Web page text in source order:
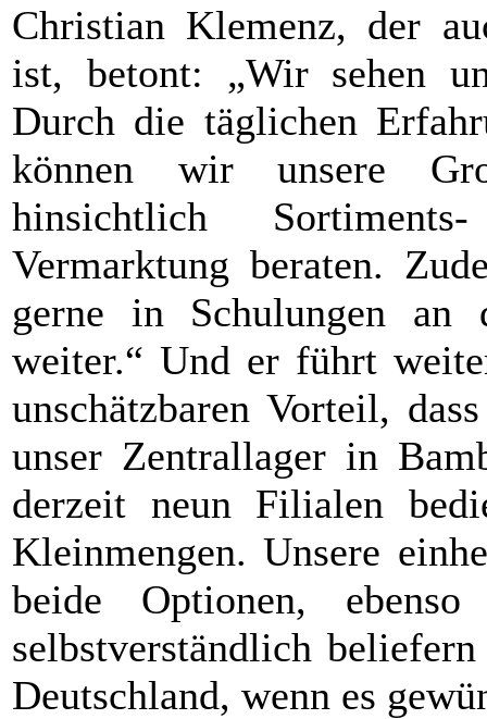
Christian Klemenz, der
ist, betont: „Wir sehen
Durch die täglichen
können wir unsere
hinsichtlich
Vermarktung beraten.
gerne in Schulungen an
weiter.“ Und er führt
unschätzbaren Vorteil,
unser Zentrallager in
derzeit neun Filialen
Kleinmengen. Unsere
beide Optionen,
selbstverständlich
Deutschland, wenn es